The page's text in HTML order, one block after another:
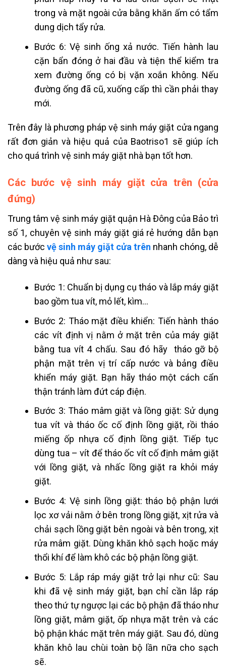
trong và mặt ngoài cửa bằng khăn ấm có tẩm
dung dịch tẩy rửa.
Bước 6: Vệ sinh ống xả nước. Tiến hành lau
cặn bẩn đóng ở hai đầu và tiện thể kiểm tra
xem đường ống có bị vặn xoắn không. Nếu
đường ống đã cũ, xuống cấp thì cần phải thay
mới.
Trên đây là phương pháp vệ sinh máy giặt cửa ngang
rất đơn giản và hiệu quả của Baotriso1 sẽ giúp ích
cho quá trình vệ sinh máy giặt nhà bạn tốt hơn.
Các bước vệ sinh máy giặt cửa trên (cửa
đứng)
Trung tâm vệ sinh máy giặt quận Hà Đông của Bảo trì
số 1, chuyên vệ sinh máy giặt giá rẻ hướng dẫn bạn
các bước vệ sinh máy giặt cửa trên nhanh chóng, dễ
dàng và hiệu quả như sau:
Bước 1: Chuẩn bị dụng cụ tháo và lắp máy giặt
bao gồm tua vít, mỏ lết, kìm…
Bước 2: Tháo mặt điều khiển: Tiến hành tháo
các vít định vị nằm ở mặt trên của máy giặt
bằng tua vít 4 chấu. Sau đó hãy tháo gỡ bộ
phận mặt trên vị trí cấp nước và bảng điều
khiển máy giặt. Bạn hãy tháo một cách cẩn
thận tránh làm đứt cáp điện.
Bước 3: Tháo mâm giặt và lồng giặt: Sử dụng
tua vít và tháo ốc cố định lồng giặt, rồi tháo
miếng ốp nhựa cố định lồng giặt. Tiếp tục
dùng tua – vít để tháo ốc vít cố định mâm giặt
với lồng giặt, và nhấc lồng giặt ra khỏi máy
giặt.
Bước 4: Vệ sinh lồng giặt: tháo bộ phận lưới
lọc xơ vải nằm ở bên trong lồng giặt, xịt rửa và
chải sạch lồng giặt bên ngoài và bên trong, xịt
rửa mâm giặt. Dùng khăn khô sạch hoặc máy
thổi khí để làm khô các bộ phận lồng giặt.
Bước 5: Lắp ráp máy giặt trở lại như cũ: Sau
khi đã vệ sinh máy giặt, bạn chỉ cần lắp ráp
theo thứ tự ngược lại các bộ phận đã tháo như
lồng giặt, mâm giặt, ốp nhựa mặt trên và các
bộ phận khác mặt trên máy giặt. Sau đó, dùng
khăn khô lau chùi toàn bộ lần nữa cho sạch
sẽ.